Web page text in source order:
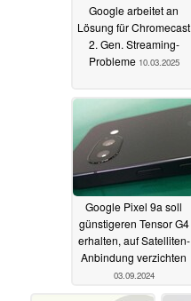
Google arbeitet an
Lösung für Chromecast
2. Gen. Streaming-
Probleme 10.03.2025
Google Pixel 9a soll
günstigeren Tensor G4
erhalten, auf Satelliten-
Anbindung verzichten
03.09.2024